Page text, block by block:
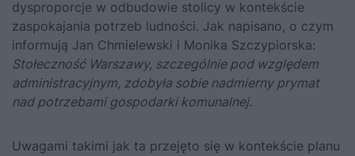
dysproporcje w odbudowie stolicy w kontekście
zaspokajania potrzeb ludności. Jak napisano, o czym
informują Jan Chmielewski i Monika Szczypiorska:
Stołeczność Warszawy, szczególnie pod względem
administracyjnym, zdobyła sobie nadmierny prymat
nad potrzebami gospodarki komunalnej.
Uwagami takimi jak ta przejęto się w kontekście planu